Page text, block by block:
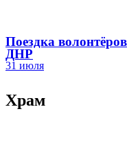
Поездка
ДНР
31 июля
Храм